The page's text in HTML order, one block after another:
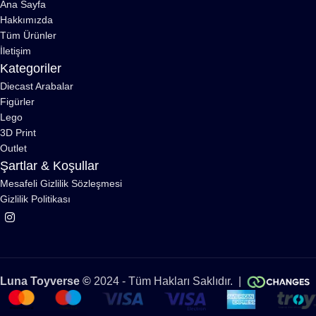
Ana Sayfa
Hakkımızda
Tüm Ürünler
İletişim
Kategoriler
Diecast Arabalar
Figürler
Lego
3D Print
Outlet
Şartlar & Koşullar
Mesafeli Gizlilik Sözleşmesi
Gizlilik Politikası
Luna Toyverse © 2024 - Tüm Hakları Saklıdır. |